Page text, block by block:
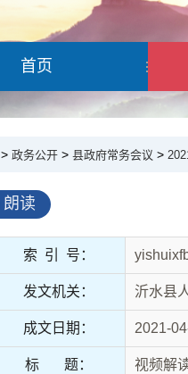
首页
> 政务公开 > 县政府常务会议 >
朗读
索 引 号：
发文机关： 沂水县
成文日期： 2021-
标 题： 视频解